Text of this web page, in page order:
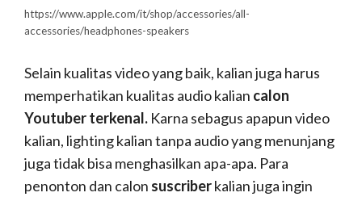
optimalnya, kalian tetap harus mengedit video
kalian menggunakan PC kalian masing-masing.
kalian gunakan dan dapatkan secara gratis di
Google.
Aplikasi Edit Video
Youtuber di PC untuk